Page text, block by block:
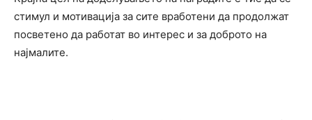
стимул и мотивација за сите вработени да продолжат
посветено да работат во интерес и за доброто на
најмалите.